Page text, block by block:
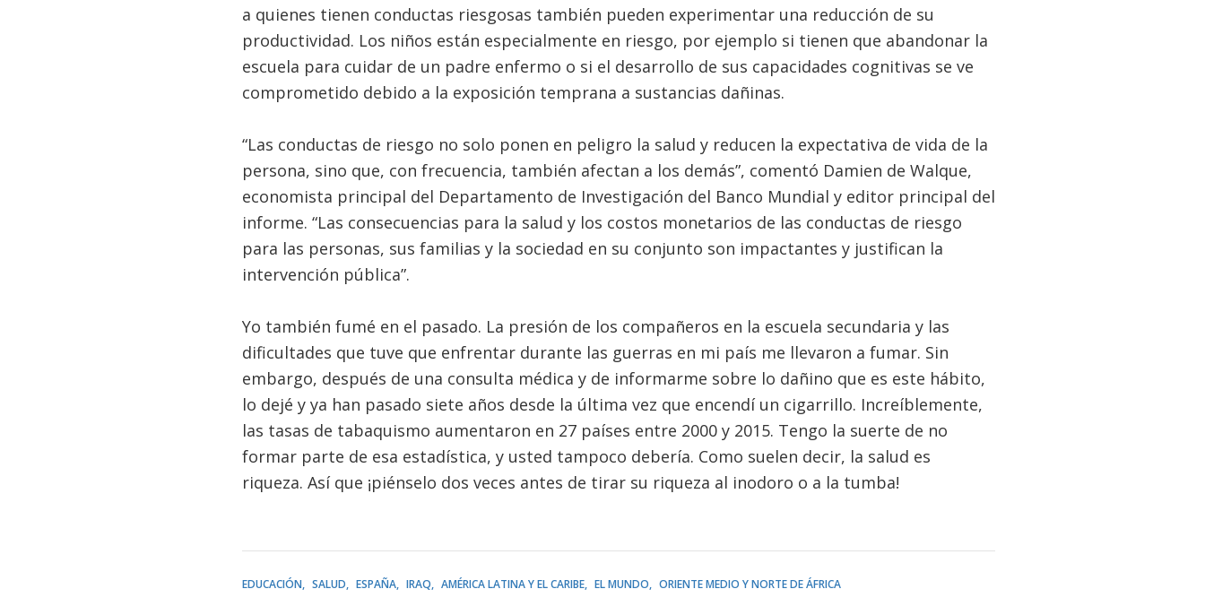
a quienes tienen conductas riesgosas también pueden experimentar una reducción de su
productividad. Los niños están especialmente en riesgo, por ejemplo si tienen que abandonar la
escuela para cuidar de un padre enfermo o si el desarrollo de sus capacidades cognitivas se ve
comprometido debido a la exposición temprana a sustancias dañinas.
“Las conductas de riesgo no solo ponen en peligro la salud y reducen la expectativa de vida de la
persona, sino que, con frecuencia, también afectan a los demás”, comentó Damien de Walque,
economista principal del Departamento de Investigación del Banco Mundial y editor principal del
informe. “Las consecuencias para la salud y los costos monetarios de las conductas de riesgo
para las personas, sus familias y la sociedad en su conjunto son impactantes y justifican la
intervención pública”.
Yo también fumé en el pasado. La presión de los compañeros en la escuela secundaria y las
dificultades que tuve que enfrentar durante las guerras en mi país me llevaron a fumar. Sin
embargo, después de una consulta médica y de informarme sobre lo dañino que es este hábito,
lo dejé y ya han pasado siete años desde la última vez que encendí un cigarrillo. Increíblemente,
las tasas de tabaquismo aumentaron en 27 países entre 2000 y 2015. Tengo la suerte de no
formar parte de esa estadística, y usted tampoco debería. Como suelen decir, la salud es
riqueza. Así que ¡piénselo dos veces antes de tirar su riqueza al inodoro o a la tumba!
EDUCACIÓN SALUD ESPAÑA IRAQ AMÉRICA LATINA Y EL CARIBE EL MUNDO ORIENTE MEDIO Y NORTE DE ÁFRICA